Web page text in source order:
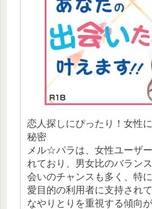
恋人探しにぴったり！女性
秘密
メル☆パラは、女性ユーザ
れており、男女比のバラン
会いのチャンスも多く、特
愛目的の利用者に支持され
なやりとりを重視する傾向